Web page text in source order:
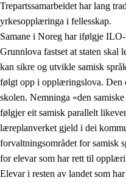
Trepartssamarbeidet har lang
yrkesopplæringa i fellesskap.
Samane i Noreg har ifølgje
Grunnlova fastset at staten skal
kan sikre og utvikle samisk
følgt opp i opplæringslova. Den
skolen. Nemninga «den
følgjer eit samisk parallelt
læreplanverket gjeld i dei
forvaltningsområdet for samisk
for elevar som har rett til
Elevar i resten av landet som